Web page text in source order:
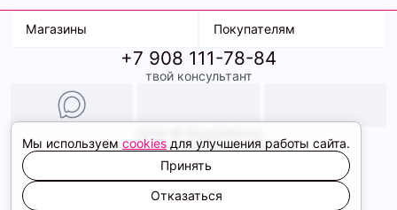
Магазины
ТК Терминал
ТРК Континент
Покупателям
Доставка
Условия оплаты
Образы
+7 908 111-78-84
твой консультант
Политика конфиденциальности
Соглашение cookie
Сайт создали
Мы используем cookies для улучшения работы сайта.
Принять
Отказаться